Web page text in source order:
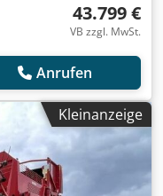
43.799 €
VB zzgl. MwSt.
Anrufen
Kleinanzeige